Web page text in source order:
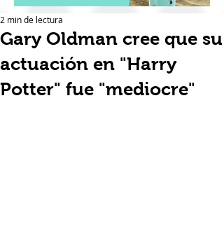
Gary Oldman cree que su
actuación en "Harry
Potter" fue "mediocre"
2 min de lectura